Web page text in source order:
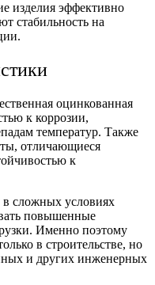
изделия эффективно
стабильность на
оцинкованная
к коррозии,
температур. Также
отличающиеся
к
в сложных условиях
повышенные
Именно поэтому
в строительстве, но
и других инженерных